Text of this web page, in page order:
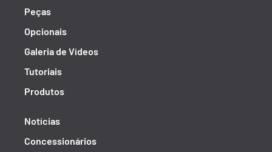
Peças
Opcionais
Galeria de Vídeos
Tutoriais
Produtos
Notícias
Concessionários